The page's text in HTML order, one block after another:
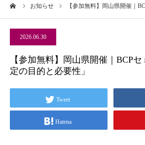
お知らせ 【参加無料】岡山県開催｜
2026.06.30
【参加無料】岡山県開催｜BCP
定の目的と必要性」
Tweet
Hatena